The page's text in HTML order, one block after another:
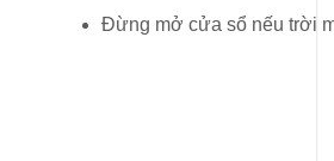
Đừng mở cửa sổ nếu trời